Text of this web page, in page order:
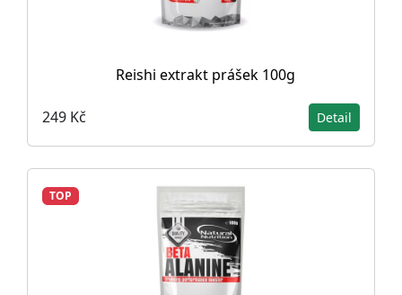
Reishi extrakt prášek 100g
249 Kč Detail
TOP